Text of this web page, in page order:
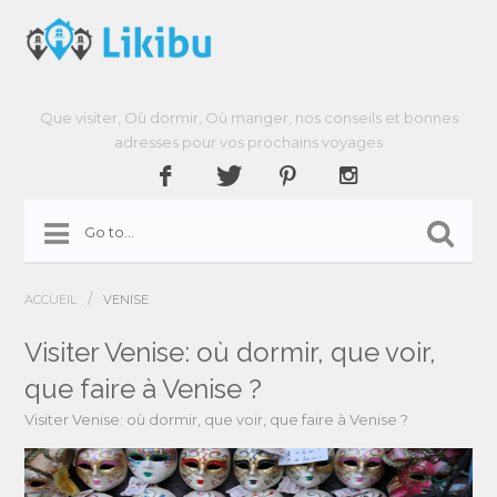
Que visiter, Où dormir, Où manger, nos conseils et bonnes
adresses pour vos prochains voyages
ACCUEIL / VENISE
Visiter Venise: où dormir, que voir,
que faire à Venise ?
Visiter Venise: où dormir, que voir, que faire à Venise ?